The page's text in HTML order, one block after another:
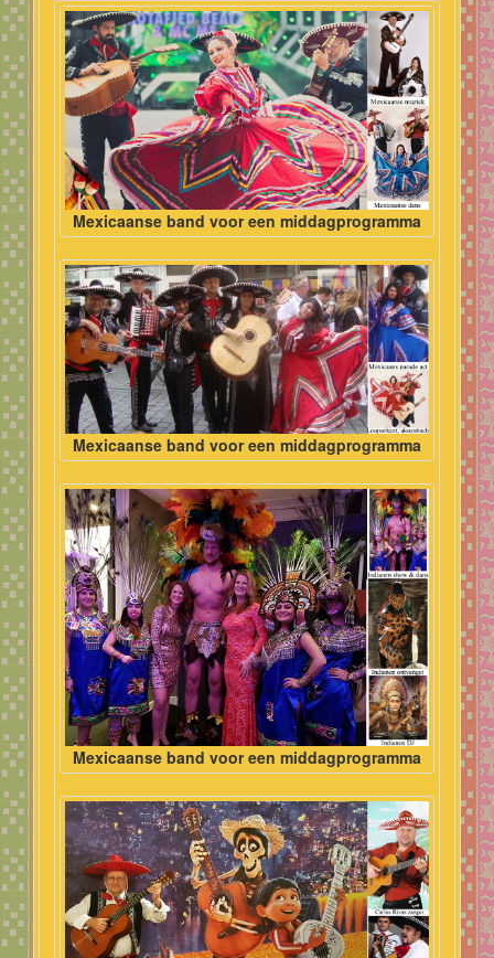
Mexicaanse band voor een middagprogramma
Mexicaanse band voor een middagprogramma
Mexicaanse band voor een middagprogramma